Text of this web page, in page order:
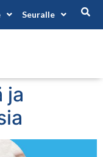
Seuralle
ja